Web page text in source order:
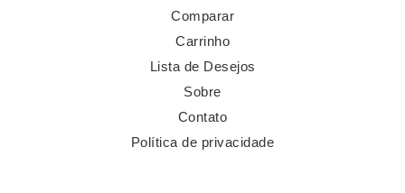
Comparar
Carrinho
Lista de Desejos
Sobre
Contato
Política de privacidade